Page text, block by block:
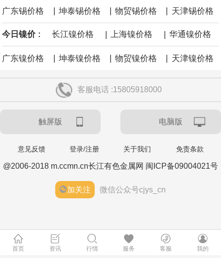
机存取存储器（DRAM）。
广东锡价格 坤泰锡价格 物贸锡价格 天津锡价格
今日镍价 : 长江镍价格 | 上海镍价格 | 华通镍价格
广东镍价格 | 坤泰镍价格 | 物贸镍价格 | 天津镍价格
客服电话 :15805918000
触屏版 电脑版
意见反馈 登录/注册 关于我们 免责条款
@2006-2018 m.ccmn.cn长江有色金属网 闽ICP备09004021号
加关注 微信公众号cjys_cn
首页 资讯 行情 服务 客服 我的